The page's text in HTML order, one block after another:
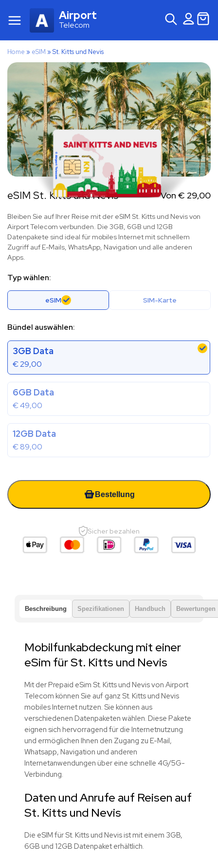
Airport
Telecom
Home » eSIM »St. Kitts und Nevis
eSIM St. Kitts und Nevis Von € 29,00
Bleiben Sie auf Ihrer Reise mit der eSIM St. Kitts und Nevis von
Airport Telecom verbunden. Die 3GB, 6GB und 12GB
Datenpakete sind ideal für mobiles Internet mit schnellem
Zugriff auf E-Mails, WhatsApp, Navigation und alle anderen
Apps.
Typ wählen:
eSIM SIM-Karte
Bündel auswählen:
3GB Data
€29,00
6GB Data
€49,00
12GB Data
€89,00
Bestellung
Sicher bezahlen
Beschreibung Spezifikationen Handbuch Bewertungen
Mobilfunkabdeckung mit einer
eSim für St. Kitts und Nevis
Mit der Prepaid eSim St. Kitts und Nevis von Airport
Telecom können Sie auf ganz St. Kitts und Nevis
mobiles Internet nutzen. Sie können aus
verschiedenen Datenpaketen wählen. Diese Pakete
eignen sich hervorragend für die Internetnutzung
und ermöglichen Ihnen den Zugang zu E-Mail,
Whatsapp, Navigation und anderen
Internetanwendungen über eine schnelle 4G/5G-
Verbindung.
Daten und Anrufe auf Reisen auf
St. Kitts und Nevis
Die eSIM für St. Kitts und Nevis ist mit einem 3GB,
6GB und 12GB Datenpaket erhältlich.